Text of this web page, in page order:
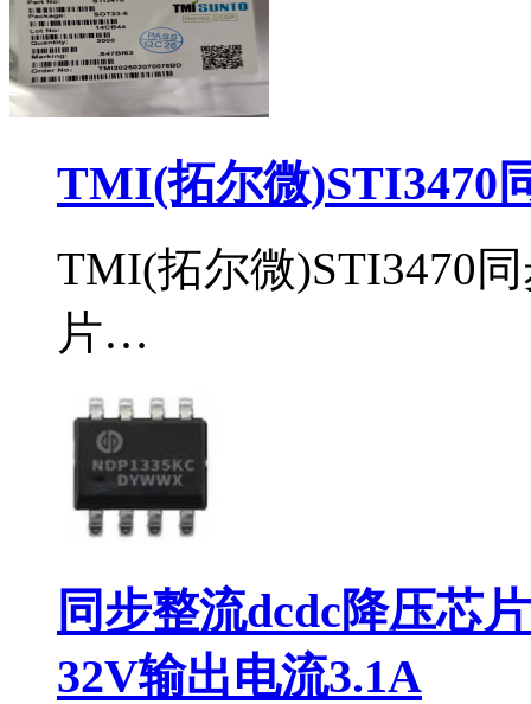
TMI(拓尔微)STI3470
TMI(拓尔微)STI3470
片…
同步整流dcdc降压芯
32V输出电流3.1A